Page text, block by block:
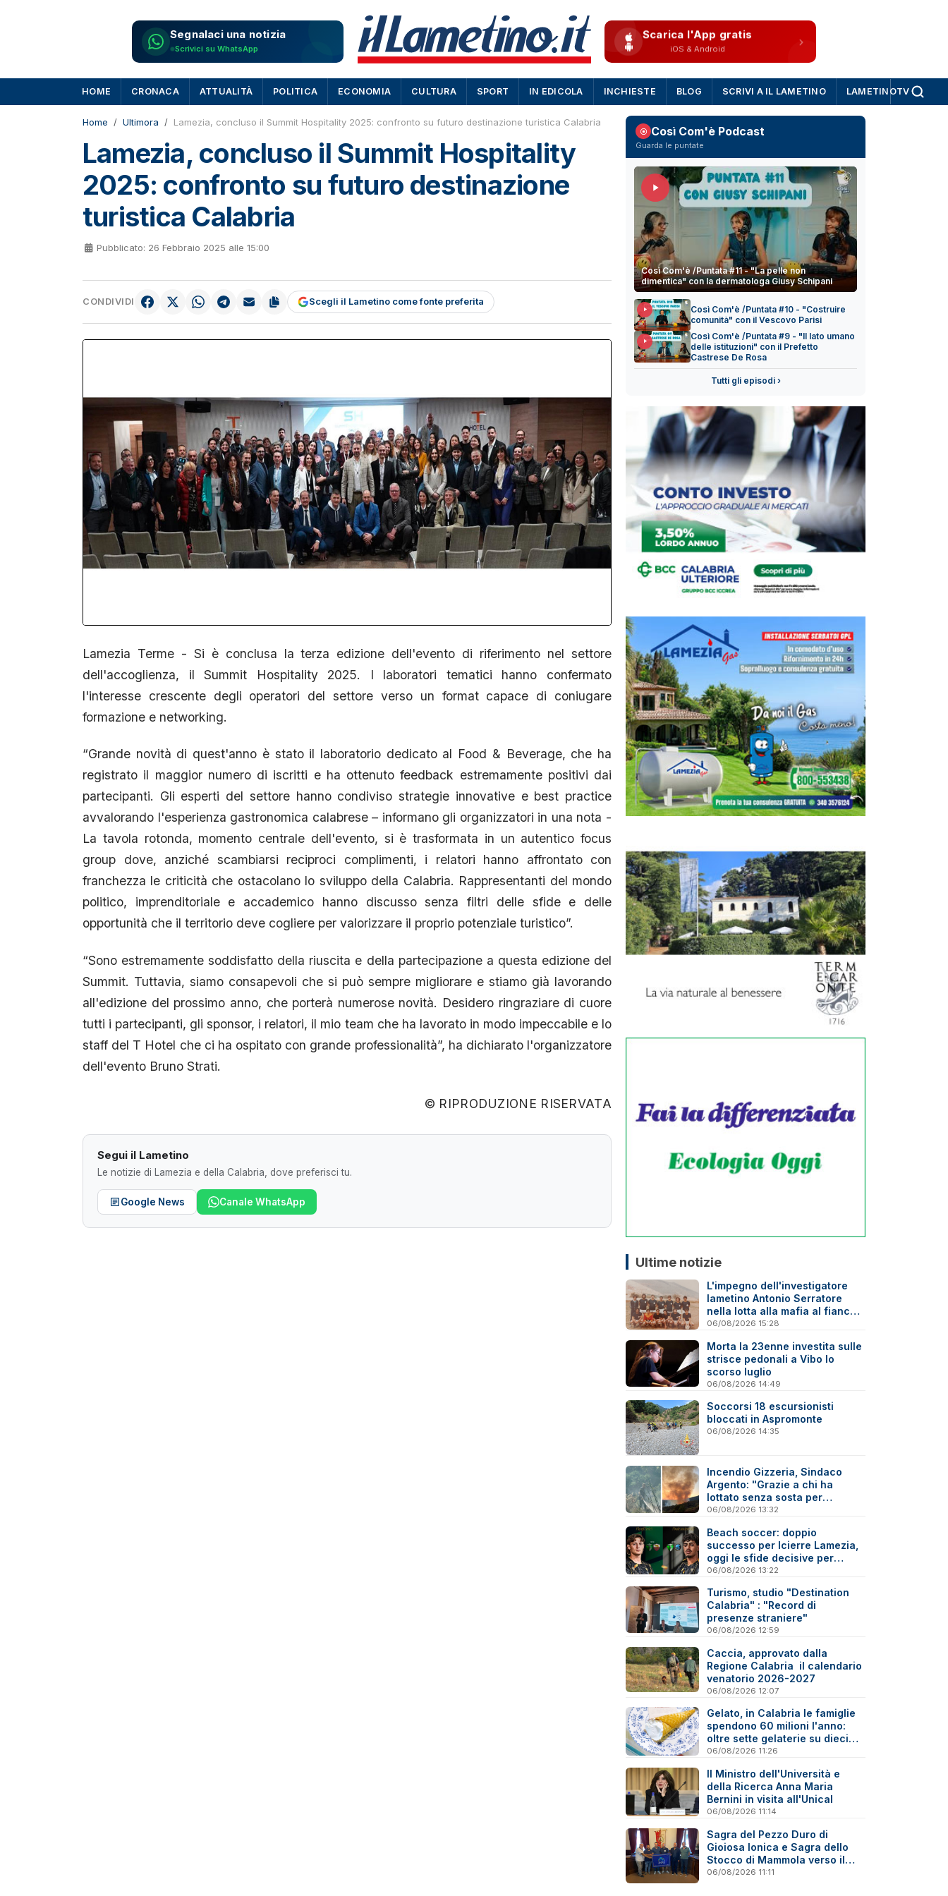
Segnalaci una notizia
Scrivici su WhatsApp
Scarica l'App gratis
iOS & Android
HOME CRONACA ATTUALITÀ POLITICA ECONOMIA CULTURA SPORT IN EDICOLA INCHIESTE BLOG SCRIVI A IL LAMETINO LAMETINOTV
Home Ultimora Lamezia, concluso il Summit Hospitality 2025: confronto su futuro destinazione turistica Calabria
Lamezia, concluso il Summit Hospitality
2025: confronto su futuro destinazione
turistica Calabria
Pubblicato: 26 Febbraio 2025 alle 15:00
CONDIVIDI Scegli il Lametino come fonte preferita
Lamezia Terme - Si è conclusa la terza edizione dell'evento di riferimento nel settore
dell'accoglienza, il Summit Hospitality 2025. I laboratori tematici hanno confermato
l'interesse crescente degli operatori del settore verso un format capace di coniugare
formazione e networking.
“Grande novità di quest'anno è stato il laboratorio dedicato al Food & Beverage, che ha
registrato il maggior numero di iscritti e ha ottenuto feedback estremamente positivi dai
partecipanti. Gli esperti del settore hanno condiviso strategie innovative e best practice
avvalorando l'esperienza gastronomica calabrese – informano gli organizzatori in una nota -
La tavola rotonda, momento centrale dell'evento, si è trasformata in un autentico focus
group dove, anziché scambiarsi reciproci complimenti, i relatori hanno affrontato con
franchezza le criticità che ostacolano lo sviluppo della Calabria. Rappresentanti del mondo
politico, imprenditoriale e accademico hanno discusso senza filtri delle sfide e delle
opportunità che il territorio deve cogliere per valorizzare il proprio potenziale turistico”.
“Sono estremamente soddisfatto della riuscita e della partecipazione a questa edizione del
Summit. Tuttavia, siamo consapevoli che si può sempre migliorare e stiamo già lavorando
all'edizione del prossimo anno, che porterà numerose novità. Desidero ringraziare di cuore
tutti i partecipanti, gli sponsor, i relatori, il mio team che ha lavorato in modo impeccabile e lo
staff del T Hotel che ci ha ospitato con grande professionalità”, ha dichiarato l'organizzatore
dell'evento Bruno Strati.
© RIPRODUZIONE RISERVATA
Segui il Lametino
Le notizie di Lamezia e della Calabria, dove preferisci tu.
Google News Canale WhatsApp
Così Com'è Podcast
Guarda le puntate
Così Com'è /Puntata #11 - "La pelle non
dimentica" con la dermatologa Giusy Schipani
Così Com'è /Puntata #10 - "Costruire
comunità" con il Vescovo Parisi
Così Com'è /Puntata #9 - "Il lato umano
delle istituzioni" con il Prefetto
Castrese De Rosa
Tutti gli episodi ›
Ultime notizie
L'impegno dell'investigatore
lametino Antonio Serratore
nella lotta alla mafia al fianco
di Ninni Cassarà
06/08/2026 15:28
Morta la 23enne investita sulle
strisce pedonali a Vibo lo
scorso luglio
06/08/2026 14:49
Soccorsi 18 escursionisti
bloccati in Aspromonte
06/08/2026 14:35
Incendio Gizzeria, Sindaco
Argento: "Grazie a chi ha
lottato senza sosta per
difendere il nostro territorio"
06/08/2026 13:32
Beach soccer: doppio
successo per Icierre Lamezia,
oggi le sfide decisive per
salvezza e scudetto Under 20
06/08/2026 13:22
Turismo, studio "Destination
Calabria" : "Record di
presenze straniere"
06/08/2026 12:59
Caccia, approvato dalla
Regione Calabria il calendario
venatorio 2026-2027
06/08/2026 12:07
Gelato, in Calabria le famiglie
spendono 60 milioni l'anno:
oltre sette gelaterie su dieci
sono artigiane
06/08/2026 11:26
Il Ministro dell'Università e
della Ricerca Anna Maria
Bernini in visita all'Unical
06/08/2026 11:14
Sagra del Pezzo Duro di
Gioiosa Ionica e Sagra dello
Stocco di Mammola verso il
marchio “Sagra di Qualità”
06/08/2026 11:11